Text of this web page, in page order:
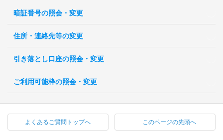
暗証番号の照会・変更
住所・連絡先等の変更
引き落とし口座の照会・変更
ご利用可能枠の照会・変更
よくあるご質問トップへ このページの先頭へ